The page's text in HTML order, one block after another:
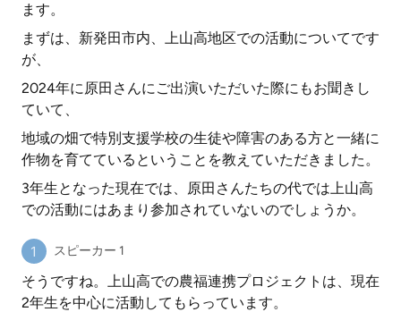
ます。
まずは、新発田市内、上山高地区での活動についてです
が、
2024年に原田さんにご出演いただいた際にもお聞きし
ていて、
地域の畑で特別支援学校の生徒や障害のある方と一緒に
作物を育てているということを教えていただきました。
3年生となった現在では、原田さんたちの代では上山高
での活動にはあまり参加されていないのでしょうか。
スピーカー 1
そうですね。上山高での農福連携プロジェクトは、現在
2年生を中心に活動してもらっています。